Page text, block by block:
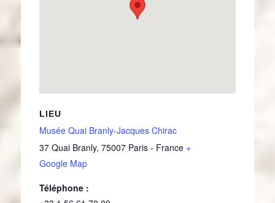
LIEU
Musée Quai Branly-Jacques Chirac
37 Quai Branly, 75007 Paris - France +
Google Map
Téléphone :